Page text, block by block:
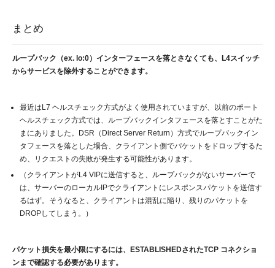
まとめ
ループバック（ex. lo:0）インターフェースを落とさなくても、L4スイッチ
からサービスを除外することができます。
最近はL7 ヘルスチェック方式がよく使用されていますが、以前のポート
ヘルスチェック方式では、ループバックインタフェースを落とすことがた
まにありました。DSR（Direct Server Return）方式でループバックイン
タフェースを落とした場合、クライアント側でパケットをドロップするた
め、リクエストの失敗が発生する可能性があります。
（クライアントがL4 VIPに送信すると、ループバックがないサーバーで
は、サーバーのローカルIPでクライアントにレスポンスパケットを送信す
るはず。そうなると、クライアントは混乱に陥り、残りのパケットを
DROPしてしまう。）
パケット損失を最小限にするには、ESTABLISHEDされたTCP コネクショ
ンまで確認する必要があります。